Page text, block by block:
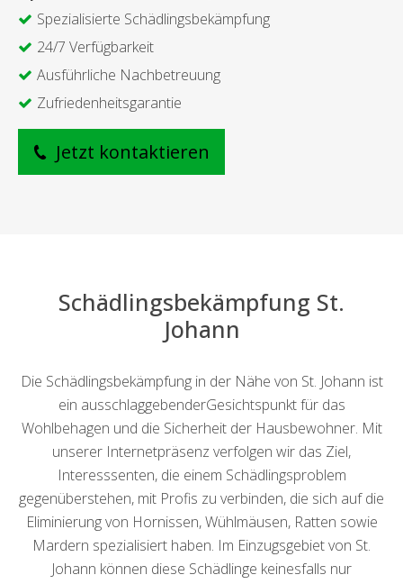
Spezialisierte Schädlingsbekämpfung
24/7 Verfügbarkeit
Ausführliche Nachbetreuung
Zufriedenheitsgarantie
Jetzt kontaktieren
Schädlingsbekämpfung St.
Johann
Die Schädlingsbekämpfung in der Nähe von St. Johann ist
ein ausschlaggebenderGesichtspunkt für das
Wohlbehagen und die Sicherheit der Hausbewohner. Mit
unserer Internetpräsenz verfolgen wir das Ziel,
Interesssenten, die einem Schädlingsproblem
gegenüberstehen, mit Profis zu verbinden, die sich auf die
Eliminierung von Hornissen, Wühlmäusen, Ratten sowie
Mardern spezialisiert haben. Im Einzugsgebiet von St.
Johann können diese Schädlinge keinesfalls nur